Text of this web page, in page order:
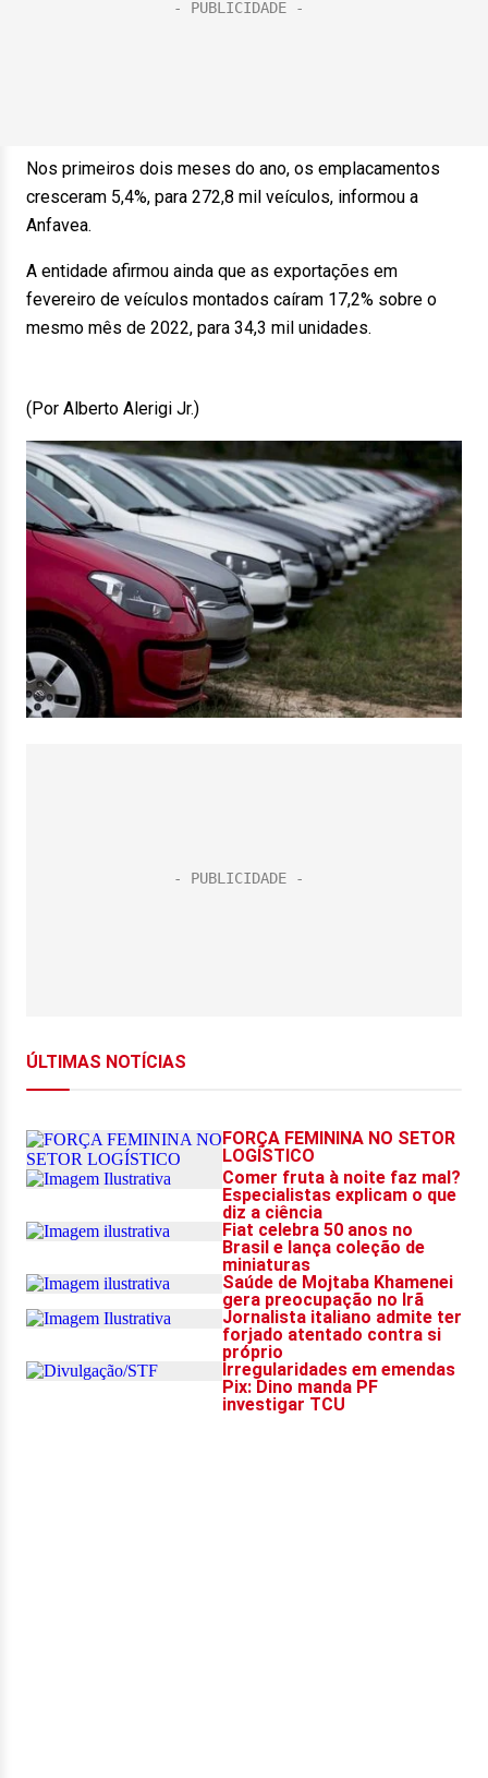
Nos primeiros dois meses do ano, os emplacamentos
cresceram 5,4%, para 272,8 mil veículos, informou a
Anfavea.
A entidade afirmou ainda que as exportações em
fevereiro de veículos montados caíram 17,2% sobre o
mesmo mês de 2022, para 34,3 mil unidades.
(Por Alberto Alerigi Jr.)